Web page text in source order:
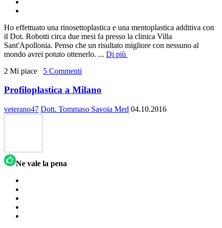
Ho effettuato una rinosettoplastica e una mentoplastica additiva con
il Dot. Robotti circa due mesi fa presso la clinica Villa
Sant'Apollonia. Penso che un risultato migliore con nessuno al
mondo avrei potuto ottenerlo. ... Di più
2 Mi piace 5 Commenti
Profiloplastica a Milano
veterano47 Dott. Tommaso Savoia Med 04.10.2016
Ne vale la pena